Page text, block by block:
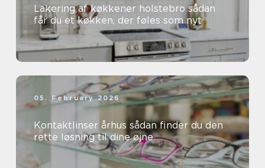
Lakering af køkkener holstebro sådan
får du et køkken, der føles som nyt
05. February 2026
Kontaktlinser århus sådan finder du den
rette løsning til dine øjne